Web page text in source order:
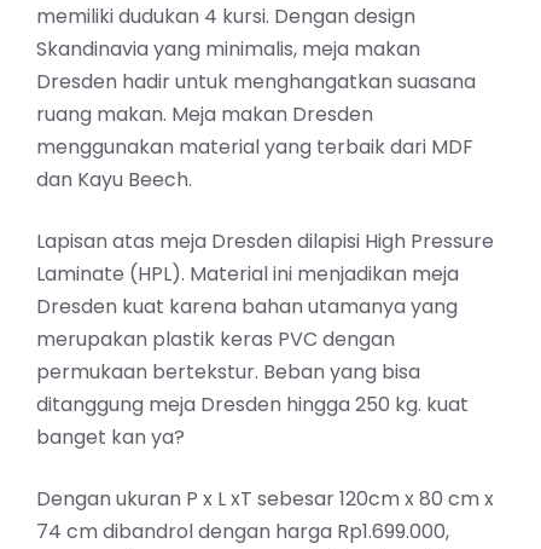
memiliki dudukan 4 kursi. Dengan design
Skandinavia yang minimalis, meja makan
Dresden hadir untuk menghangatkan suasana
ruang makan. Meja makan Dresden
menggunakan material yang terbaik dari MDF
dan Kayu Beech.
Lapisan atas meja Dresden dilapisi High Pressure
Laminate (HPL). Material ini menjadikan meja
Dresden kuat karena bahan utamanya yang
merupakan plastik keras PVC dengan
permukaan bertekstur. Beban yang bisa
ditanggung meja Dresden hingga 250 kg. kuat
banget kan ya?
Dengan ukuran P x L xT sebesar 120cm x 80 cm x
74 cm dibandrol dengan harga Rp1.699.000,